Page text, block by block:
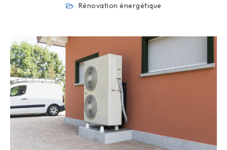
Rénovation énergétique